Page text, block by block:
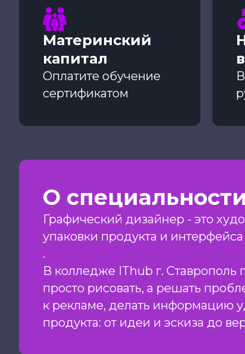
Материнский
капитал
Оплатите обучение
сертификатом
О специальности
Графический дизайнер - это
упаковки продукта и
.
В колледже IThub г. Ставрополь
просто рисовать, а решать
к рекламе, делать информацию
продукта: от идеи и эскиза до